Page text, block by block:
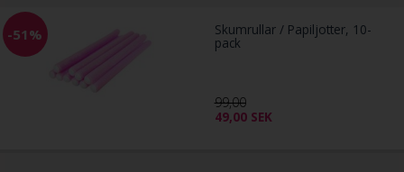
-51% Skumrullar / Papiljotter, 10-
pack
99,00
49,00 SEK